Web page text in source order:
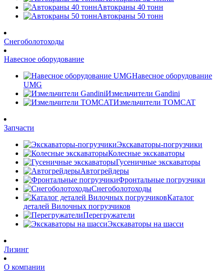
Автокраны 40 тонн
Автокраны 50 тонн
Снегоболотоходы
Навесное оборудование
Навесное оборудование
UMG
Измельчители Gandini
Измельчители TOMCAT
Запчасти
Экскаваторы-погрузчики
Колесные экскаваторы
Гусеничные экскаваторы
Автогрейдеры
Фронтальные погрузчики
Снегоболотоходы
Каталог
деталей Вилочных погрузчиков
Перегружатели
Экскаваторы на шасси
Лизинг
О компании